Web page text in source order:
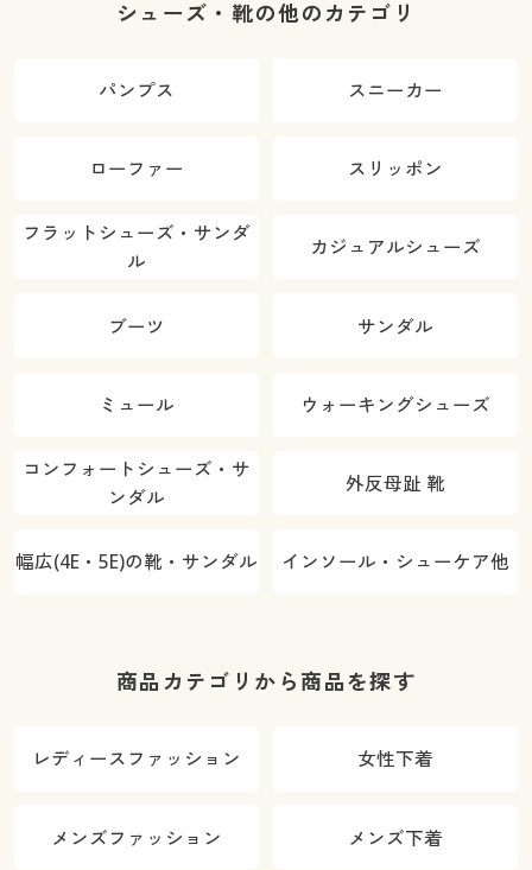
シューズ・靴の他のカテゴリ
パンプス スニーカー
ローファー スリッポン
フラットシューズ・サンダ
ル
カジュアルシューズ
ブーツ サンダル
ミュール ウォーキングシューズ
コンフォートシューズ・サ
ンダル
外反母趾 靴
幅広(4E・5E)の靴・サンダル インソール・シューケア他
商品カテゴリから商品を探す
レディースファッション 女性下着
メンズファッション メンズ下着